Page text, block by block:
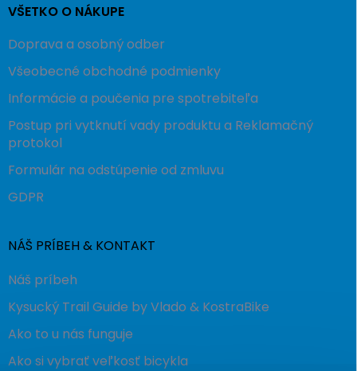
VŠETKO O NÁKUPE
Doprava a osobný odber
Všeobecné obchodné podmienky
Informácie a poučenia pre spotrebiteľa
Postup pri vytknutí vady produktu a Reklamačný
protokol
Formulár na odstúpenie od zmluvu
GDPR
NÁŠ PRÍBEH & KONTAKT
Náš príbeh
Kysucký Trail Guide by Vlado & KostraBike
Ako to u nás funguje
Ako si vybrať veľkosť bicykla